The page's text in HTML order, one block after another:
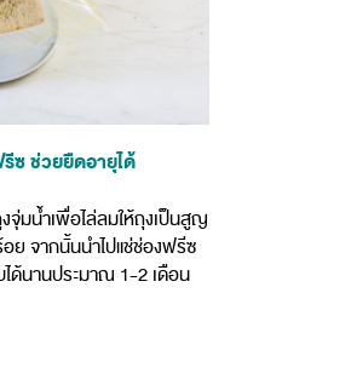
ซ ช่วยยืดอายุได้
จุ่มน้ำเพื่อไล่ลมให้ถุงเป็นสูญ
ย จากนั้นนำไปแช่ช่องฟรีซ
ได้นานประมาณ 1-2 เดือน